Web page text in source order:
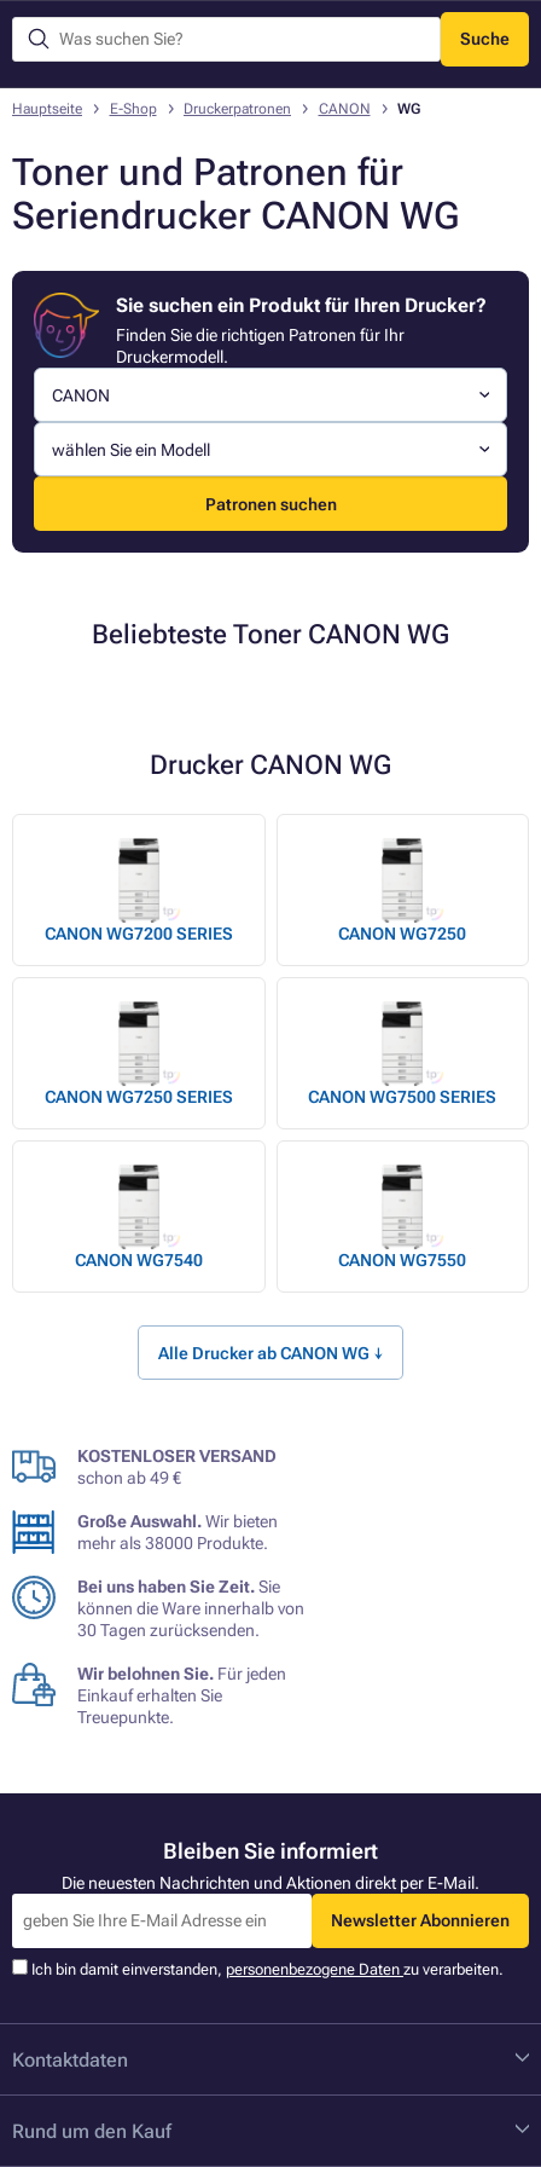
Suche
Menü
Hauptseite E-Shop Druckerpatronen CANON WG
Toner und Patronen für
Seriendrucker CANON WG
Sie suchen ein Produkt für Ihren Drucker?
Finden Sie die richtigen Patronen für Ihr
Druckermodell.
CANON
wählen Sie ein Modell
Patronen suchen
Beliebteste Toner CANON WG
Drucker CANON WG
CANON WG7200 SERIES CANON WG7250
CANON WG7250 SERIES CANON WG7500 SERIES
CANON WG7540 CANON WG7550
Alle Drucker ab CANON WG ↓
KOSTENLOSER VERSAND
schon ab 49 €
Große Auswahl.Wir bieten
mehr als 38000 Produkte.
Bei uns haben Sie Zeit.Sie
können die Ware innerhalb von
30 Tagen zurücksenden.
Wir belohnen Sie. Für jeden
Einkauf erhalten Sie
Treuepunkte.
Bleiben Sie informiert
Die neuesten Nachrichten und Aktionen direkt per E-Mail.
Newsletter Abonnieren
Ich bin damit einverstanden, personenbezogene Daten zu verarbeiten.
Kontaktdaten
Rund um den Kauf